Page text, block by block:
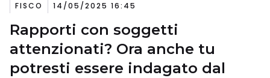
FISCO 14/05/2025 16:45
Rapporti con soggetti
attenzionati? Ora anche tu
potresti essere indagato dal